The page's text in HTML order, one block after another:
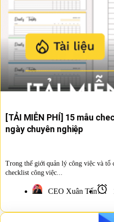
[TẢI MIỄN PHÍ] 15 mẫu
ngày chuyên nghiệp
Trong thế giới quản lý công việc và tổ
checklist công việc...
CEO Xuân Tấn